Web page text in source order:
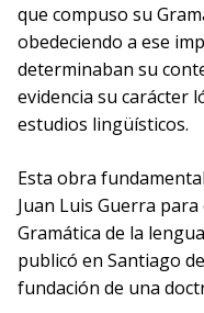
que compuso su
obedeciendo a ese
determinaban su
evidencia su carácter
estudios lingüísticos.
Esta obra
Juan Luis Guerra
Gramática de la
publicó en Santiago
fundación de una